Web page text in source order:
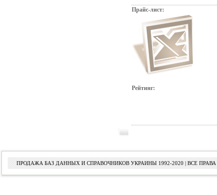
Прайс-лист:
Рейтинг:
ПРОДАЖА БАЗ ДАННЫХ И СПРАВОЧНИКОВ УКРАИНЫ 1992-2020 | ВСЕ